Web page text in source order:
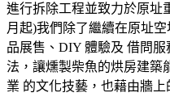
進行拆除工程並致力於原址
月起)我們除了繼續在原址
品展售、DIY 體驗及 借問
法，讓燻製柴魚的烘房建築
業 的文化技藝，也藉由牆